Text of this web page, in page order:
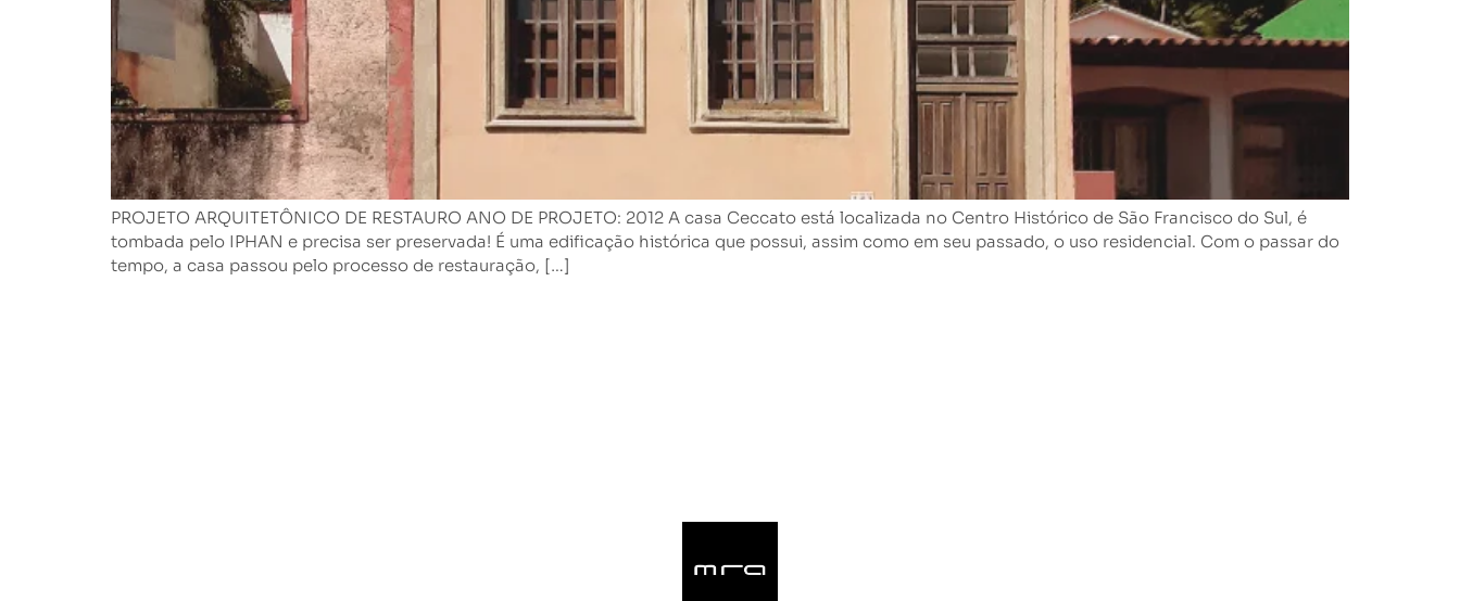
PROJETO ARQUITETÔNICO DE RESTAURO ANO DE PROJETO: 2012 A casa Ceccato está localizada no Centro Histórico de São Francisco do Sul, é
tombada pelo IPHAN e precisa ser preservada! É uma edificação histórica que possui, assim como em seu passado, o uso residencial. Com o passar do
tempo, a casa passou pelo processo de restauração, […]